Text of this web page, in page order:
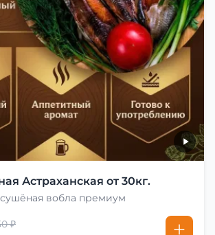
Астраханская от 30кг.
сушёная вобла премиум
₽